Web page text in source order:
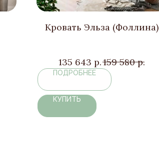
Кровать Эльза (Фоллина)
135 643 р.159 580 р.
ПОДРОБНЕЕ
КУПИТЬ